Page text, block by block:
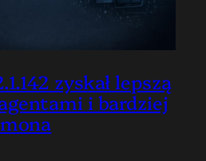
zyskał lepszą
i bardziej